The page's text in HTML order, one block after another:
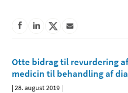
Otte bidrag til revurdering
medicin til behandling af
|28. august 2019 |